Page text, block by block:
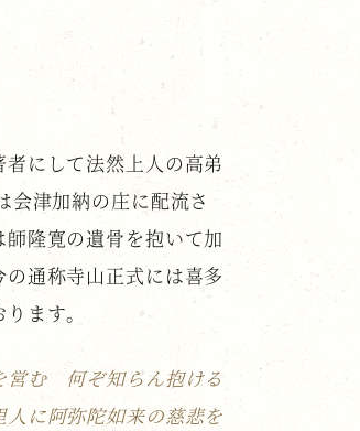
にして法然上人の高弟
会津加納の庄に配流さ
隆寛の遺骨を抱いて加
通称寺山正式には喜多
ます。
む 何ぞ知らん抱ける
に阿弥陀如来の慈悲を